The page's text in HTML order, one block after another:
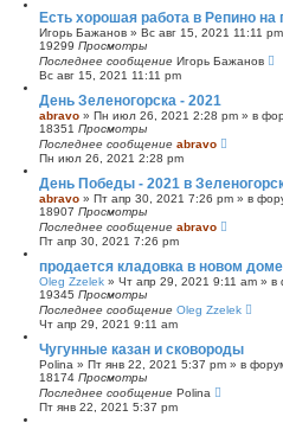
Есть хорошая работа в Репино на
Игорь Бажанов » Вс авг 15, 2021 11:11 pm
19299 Просмотры
Последнее сообщение Игорь Бажанов
Вс авг 15, 2021 11:11 pm
День Зеленогорска - 2021
abravo » Пн июл 26, 2021 2:28 pm » в
18351 Просмотры
Последнее сообщение abravo
Пн июл 26, 2021 2:28 pm
День Победы - 2021 в
abravo » Пт апр 30, 2021 7:26 pm » в
18907 Просмотры
Последнее сообщение abravo
Пт апр 30, 2021 7:26 pm
продается кладовка в новом доме
Oleg Zzelek » Чт апр 29, 2021 9:11 am » в
19345 Просмотры
Последнее сообщение Oleg Zzelek
Чт апр 29, 2021 9:11 am
Чугунные казан и сковороды
Polina » Пт янв 22, 2021 5:37 pm » в
18174 Просмотры
Последнее сообщение Polina
Пт янв 22, 2021 5:37 pm